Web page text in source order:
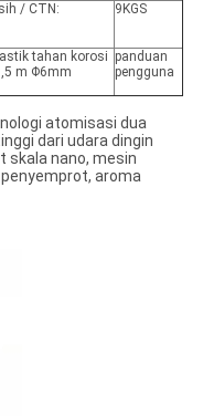
/ CTN: 9KGS
tahan korosi
m Φ6mm
panduan
pengguna
atomisasi dua
dari udara dingin
skala nano, mesin
aroma